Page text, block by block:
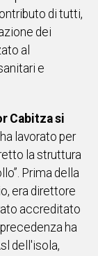
di tutti,
dei
al
e
Cabitza si
lavorato per
la struttura
Prima della
era direttore
accreditato
ha
dell'isola,